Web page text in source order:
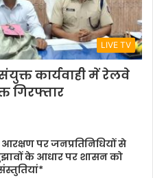
LIVE TV
कार्यवाही में रेलवे
गिरफ्तार
पर जनप्रतिनिधियों से
के आधार पर शासन को